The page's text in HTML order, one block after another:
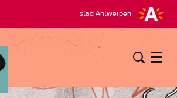
stad Antwerpen
Menu